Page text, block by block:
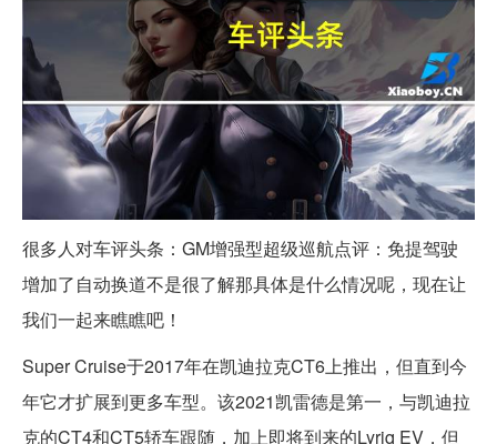
很多人对车评头条：GM增强型超级巡航点评：免提驾驶
增加了自动换道不是很了解那具体是什么情况呢，现在让
我们一起来瞧瞧吧！
Super Cruise于2017年在凯迪拉克CT6上推出，但直到今
年它才扩展到更多车型。该2021凯雷德是第一，与凯迪拉
克的CT4和CT5轿车跟随，加上即将到来的Lyriq EV，但